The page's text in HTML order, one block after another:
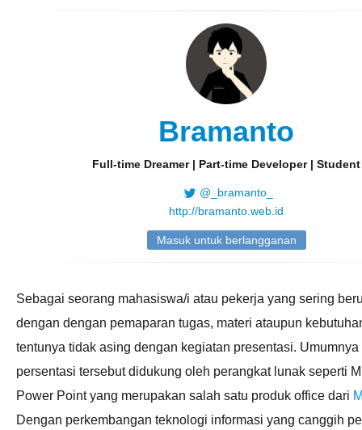
Bramanto
Full-time Dreamer | Part-time Developer | Student
@_bramanto_
http://bramanto.web.id
Masuk untuk berlangganan
Sebagai seorang mahasiswa/i atau pekerja yang sering
dengan dengan pemaparan tugas, materi ataupun
tentunya tidak asing dengan kegiatan presentasi.
persentasi tersebut didukung oleh perangkat lunak seperti
Power Point yang merupakan salah satu produk office dari
Dengan perkembangan teknologi informasi yang canggih